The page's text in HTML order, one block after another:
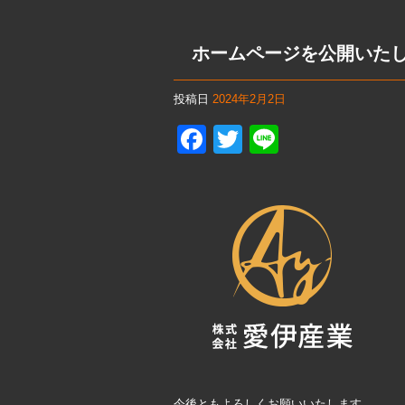
e
b
o
o
tt
er
e
ホームページを公開いた
投稿日 2024年2月2日
F
k
T
er
e